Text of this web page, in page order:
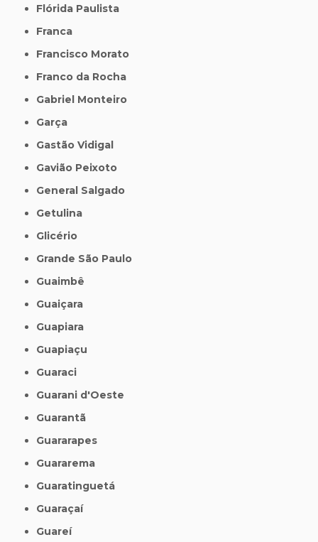
Flórida Paulista
Franca
Francisco Morato
Franco da Rocha
Gabriel Monteiro
Garça
Gastão Vidigal
Gavião Peixoto
General Salgado
Getulina
Glicério
Grande São Paulo
Guaimbê
Guaiçara
Guapiara
Guapiaçu
Guaraci
Guarani d'Oeste
Guarantã
Guararapes
Guararema
Guaratinguetá
Guaraçaí
Guareí